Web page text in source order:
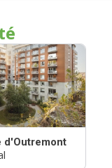
d'Outremont